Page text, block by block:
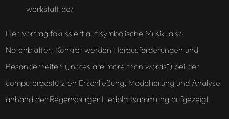
werkstatt.de/
Der Vortrag fokussiert auf symbolische Musik, also
Notenblätter. Konkret werden Herausforderungen und
Besonderheiten („notes are more than words“) bei der
computergestützten Erschließung, Modellierung und Analyse
anhand der Regensburger Liedblattsammlung aufgezeigt.